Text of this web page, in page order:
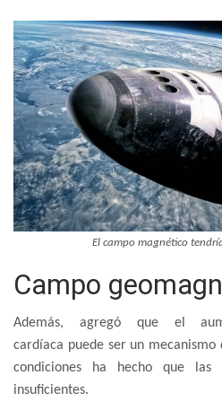
El campo magnético
Campo
Además, agregó que el
cardíaca puede ser un
condiciones ha hecho que las
insuficientes.